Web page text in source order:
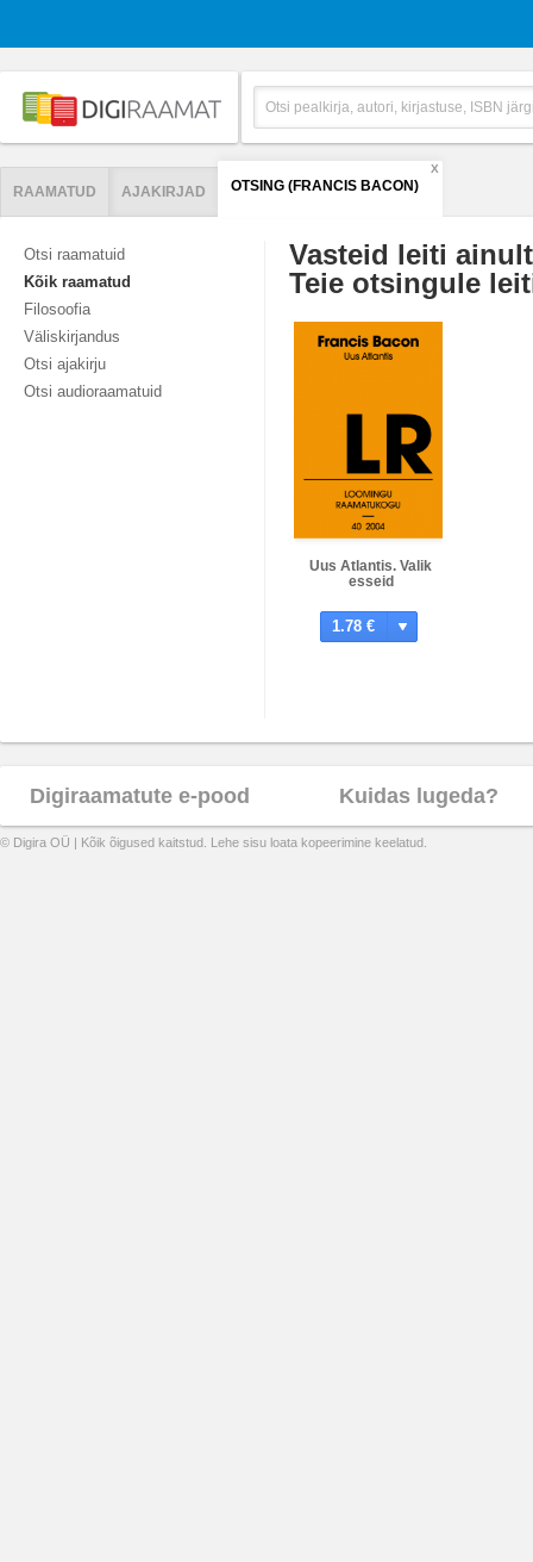
RAAMATUD AJAKIRJAD OTSING (FRANCIS BACON)
X
Otsi raamatuid
Kõik raamatud
Filosoofia
Väliskirjandus
Otsi ajakirju
Otsi audioraamatuid
Vasteid leiti
Teie otsingule
Uus Atlantis. Valik
esseid
1.78 €
Digiraamatute e-pood Kuidas lugeda?
© Digira OÜ | Kõik õigused kaitstud. Lehe sisu loata kopeerimine keelatud.